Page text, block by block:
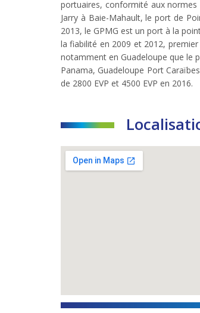
portuaires, conformité aux normes
Jarry à Baie-Mahault, le port de
2013, le GPMG est un port à la
la fiabilité en 2009 et 2012,
notamment en Guadeloupe que le
Panama, Guadeloupe Port
de 2800 EVP et 4500 EVP en 2016.